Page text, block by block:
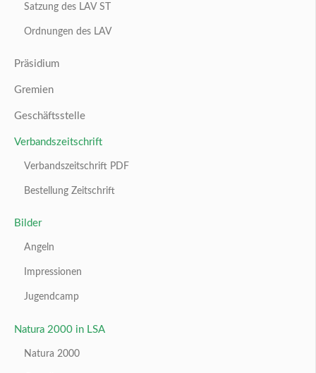
Satzung des LAV ST
Ordnungen des LAV
Präsidium
Gremien
Geschäftsstelle
Verbandszeitschrift
Verbandszeitschrift PDF
Bestellung Zeitschrift
Bilder
Angeln
Impressionen
Jugendcamp
Natura 2000 in LSA
Natura 2000